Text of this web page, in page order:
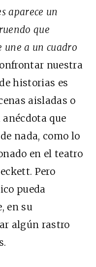
aparece un
que
une a un cuadro
nuestra
historias es
aisladas o
que
nada, como lo
en el teatro
Pero
pueda
en su
algún rastro